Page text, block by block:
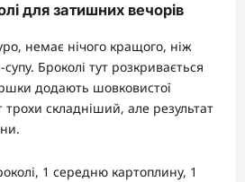
для затишних вечорів
немає нічого кращого, ніж
Броколі тут розкривається
додають шовковистої
складніший, але результат
1 середню картоплину, 1